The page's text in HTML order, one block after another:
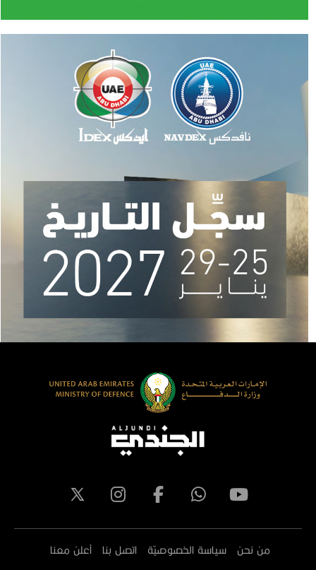
من نحن سياسة الخصوصيّة اتصل بنا أعلن معنا